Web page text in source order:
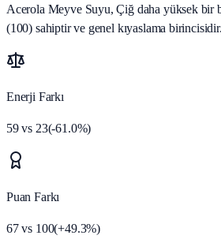
Acerola Meyve Suyu, Çiğ daha yüksek bir
(100) sahiptir ve genel kıyaslama birincisidir.
Enerji Farkı
59vs 23(-61.0%)
Puan Farkı
67vs 100(+49.3%)